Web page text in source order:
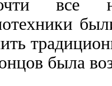
все
была